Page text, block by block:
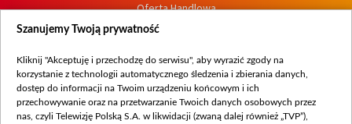
Oferta Handlowa
Dostępność
Procedura zgłoszeń wewnętrznych
Szanujemy Twoją prywatność
Kliknij "Akceptuję i przechodzę do serwisu", aby wyrazić zgody na
korzystanie z technologii automatycznego śledzenia i zbierania danych,
dostęp do informacji na Twoim urządzeniu końcowym i ich
przechowywanie oraz na przetwarzanie Twoich danych osobowych przez
nas, czyli Telewizję Polską S.A. w likwidacji (zwaną dalej również „TVP”),